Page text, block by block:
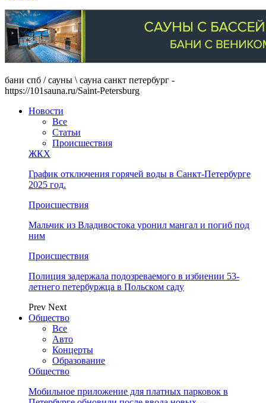
бани спб / сауны \ сауна санкт петербург -
https://101sauna.ru/Saint-Petersburg
Новости
Все
Статьи
Происшествия
ЖКХ
График отключения горячей воды в Санкт-Петербурге
2025 год.
Происшествия
Мальчик из Владивостока уронил мангал и погиб под
ним
Происшествия
Полиция задержала подозреваемого в избиении 53-
летнего петербуржца в Польском саду
Prev Next
Общество
Все
Авто
Концерты
Образование
Общество
Мобильное приложение для платных парковок в